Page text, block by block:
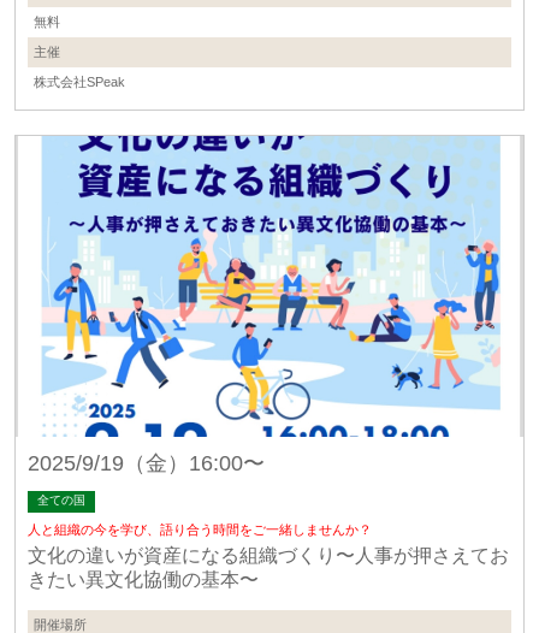
無料
主催
株式会社SPeak
2025/9/19（金）16:00〜
全ての国
人と組織の今を学び、語り合う時間をご一緒しませんか？
文化の違いが資産になる組織づくり〜人事が押さえてお
きたい異文化協働の基本〜
開催場所